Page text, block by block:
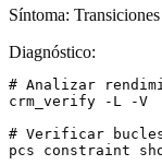
Síntoma:
Diagnóstico:
# Analizar
crm_verify -L -V
# Verificar